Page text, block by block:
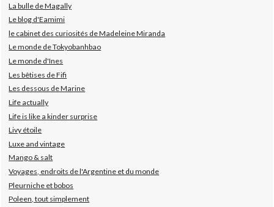
La bulle de Magally
Le blog d'Eamimi
le cabinet des curiosités de Madeleine Miranda
Le monde de Tokyobanhbao
Le monde d'Ines
Les bêtises de Fifi
Les dessous de Marine
Life actually
Life is like a kinder surprise
Livy étoile
Luxe and vintage
Mango & salt
Voyages, endroits de l'Argentine et du monde
Pleurniche et bobos
Poleen, tout simplement